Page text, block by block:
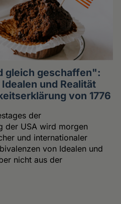
gleich geschaffen":
und Realität
von 1776
der
der USA wird morgen
und internationaler
von Idealen und
nicht aus der